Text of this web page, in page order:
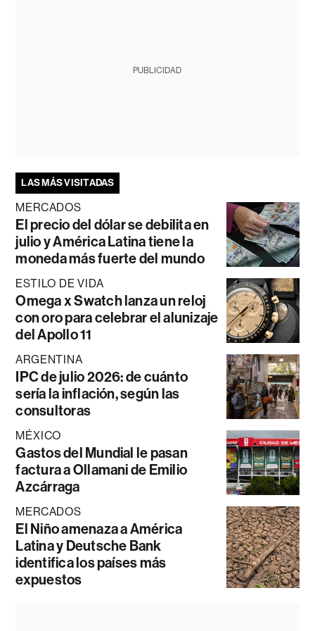
PUBLICIDAD
LAS MÁS VISITADAS
MERCADOS
El precio del dólar se debilita en
julio y América Latina tiene la
moneda más fuerte del mundo
ESTILO DE VIDA
Omega x Swatch lanza un reloj
con oro para celebrar el alunizaje
del Apollo 11
ARGENTINA
IPC de julio 2026: de cuánto
sería la inflación, según las
consultoras
MÉXICO
Gastos del Mundial le pasan
factura a Ollamani de Emilio
Azcárraga
MERCADOS
El Niño amenaza a América
Latina y Deutsche Bank
identifica los países más
expuestos